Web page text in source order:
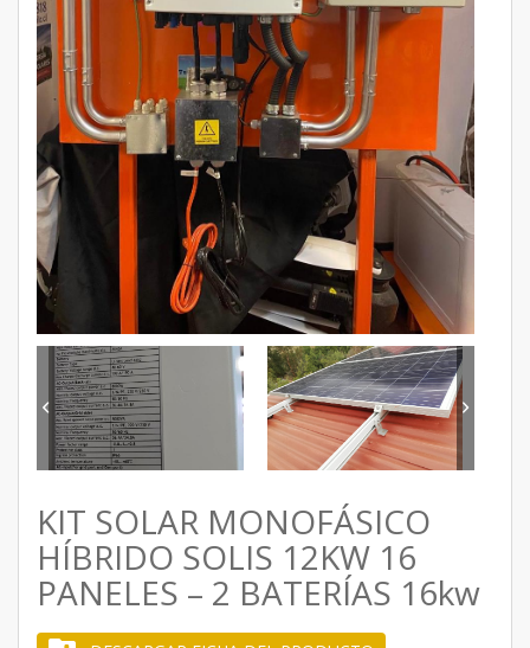
KIT SOLAR MONOFÁSICO
HÍBRIDO SOLIS 12KW 16
PANELES – 2 BATERÍAS 16kw